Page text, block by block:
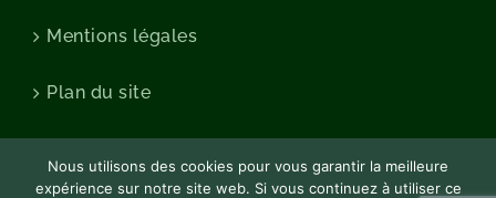
Mentions légales
Plan du site
Nous utilisons des cookies pour vous garantir la meilleure
expérience sur notre site web. Si vous continuez à utiliser ce